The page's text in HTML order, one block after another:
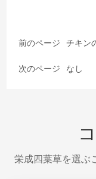
前のページ チキン
次のページ なし
栄成四葉草を選ぶ